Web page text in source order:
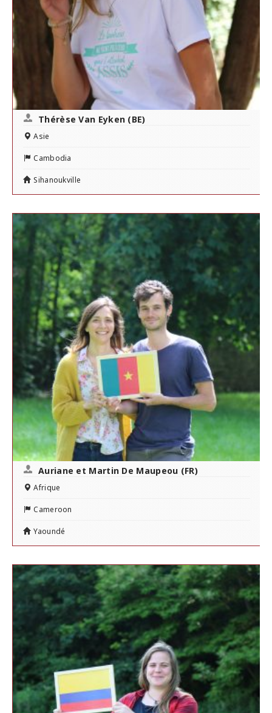
Thérèse Van Eyken (BE)
Asie
Cambodia
Sihanoukville
Auriane et Martin De Maupeou (FR)
Afrique
Cameroon
Yaoundé